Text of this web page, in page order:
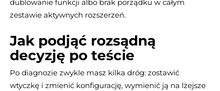
dublowanie funkcji albo brak porządku w całym
zestawie aktywnych rozszerzeń.
Jak podjąć rozsądną
decyzję po teście
Po diagnozie zwykle masz kilka dróg: zostawić
wtyczkę i zmienić konfigurację, wymienić ją na lżejsze